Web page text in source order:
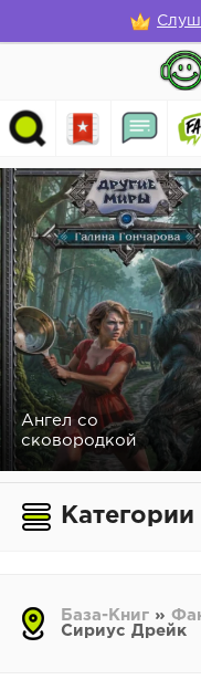
Ангел со
сковородкой
Категории
База-Книг »
Сириус Дрейк